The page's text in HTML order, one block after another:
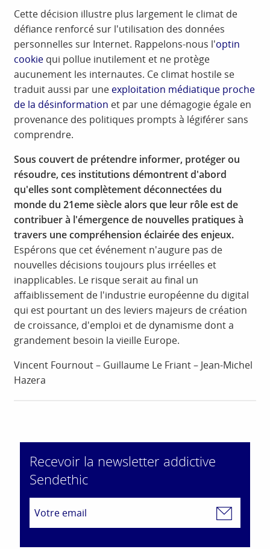
Cette décision illustre plus largement le climat de
défiance renforcé sur l'utilisation des données
personnelles sur Internet. Rappelons-nous l'optin
cookie qui pollue inutilement et ne protège
aucunement les internautes. Ce climat hostile se
traduit aussi par une exploitation médiatique proche
de la désinformation et par une démagogie égale en
provenance des politiques prompts à légiférer sans
comprendre.
Sous couvert de prétendre informer, protéger ou
résoudre, ces institutions démontrent d'abord
qu'elles sont complètement déconnectées du
monde du 21eme siècle alors que leur rôle est de
contribuer à l'émergence de nouvelles pratiques à
travers une compréhension éclairée des enjeux.
Espérons que cet événement n'augure pas de
nouvelles décisions toujours plus irréelles et
inapplicables. Le risque serait au final un
affaiblissement de l'industrie européenne du digital
qui est pourtant un des leviers majeurs de création
de croissance, d'emploi et de dynamisme dont a
grandement besoin la vieille Europe.
Vincent Fournout – Guillaume Le Friant – Jean-Michel
Hazera
Recevoir la newsletter addictive
Sendethic